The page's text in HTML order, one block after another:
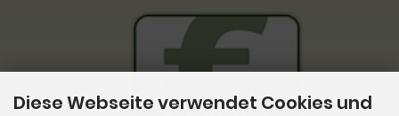
Diese Webseite verwendet Cookies und